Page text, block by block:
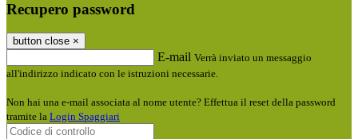
Recupero password
button close ×
E-mail Verrà inviato un messaggio
all'indirizzo indicato con le istruzioni necessarie.
Non hai una e-mail associata al nome utente? Effettua il reset della password
tramite la Login Spaggiari